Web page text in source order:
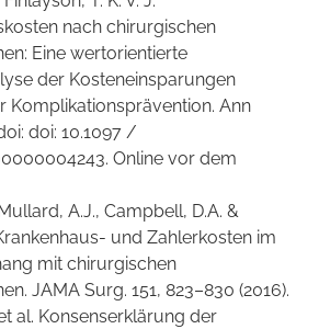
nach chirurgischen
Eine wertorientierte
der Kosteneinsparungen
Komplikationsprävention. Ann
doi: 10.1097 /
Online vor dem
A.J., Campbell, D.A. &
und Zahlerkosten im
mit chirurgischen
JAMA Surg. 151, 823–830 (2016).
al. Konsenserklärung der